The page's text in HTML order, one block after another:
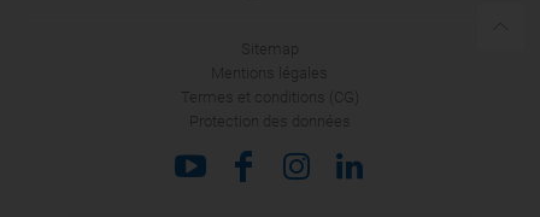
Sitemap
Mentions légales
Termes et conditions (CG)
Protection des données